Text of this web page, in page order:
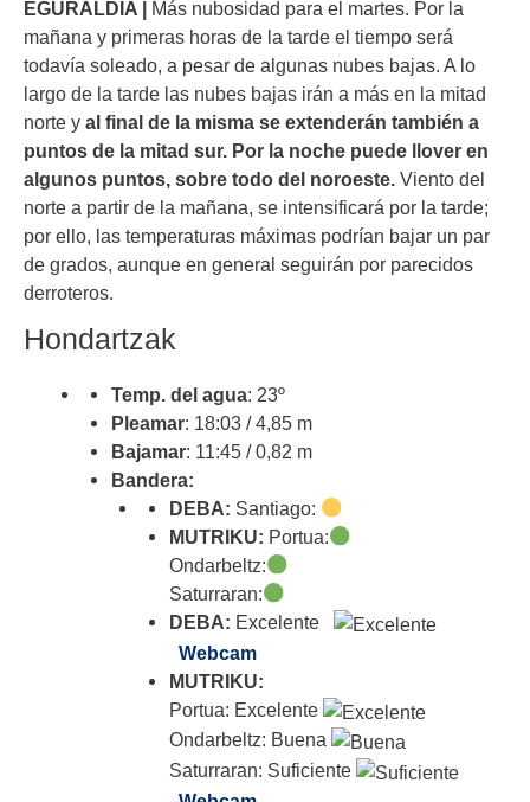
EGURALDIA | Más nubosidad para el martes. Por la
mañana y primeras horas de la tarde el tiempo será
todavía soleado, a pesar de algunas nubes bajas. A lo
largo de la tarde las nubes bajas irán a más en la mitad
norte y al final de la misma se extenderán también a
puntos de la mitad sur. Por la noche puede llover en
algunos puntos, sobre todo del noroeste. Viento del
norte a partir de la mañana, se intensificará por la tarde;
por ello, las temperaturas máximas podrían bajar un par
de grados, aunque en general seguirán por parecidos
derroteros.
Hondartzak
Temp. del agua: 23º
Pleamar: 18:03 / 4,85 m
Bajamar: 11:45 / 0,82 m
Bandera:
DEBA: Santiago:
MUTRIKU: Portua:
Ondarbeltz:
Saturraran:
DEBA: Excelente
Webcam
MUTRIKU:
Portua: Excelente
Ondarbeltz: Buena
Saturraran: Suficiente